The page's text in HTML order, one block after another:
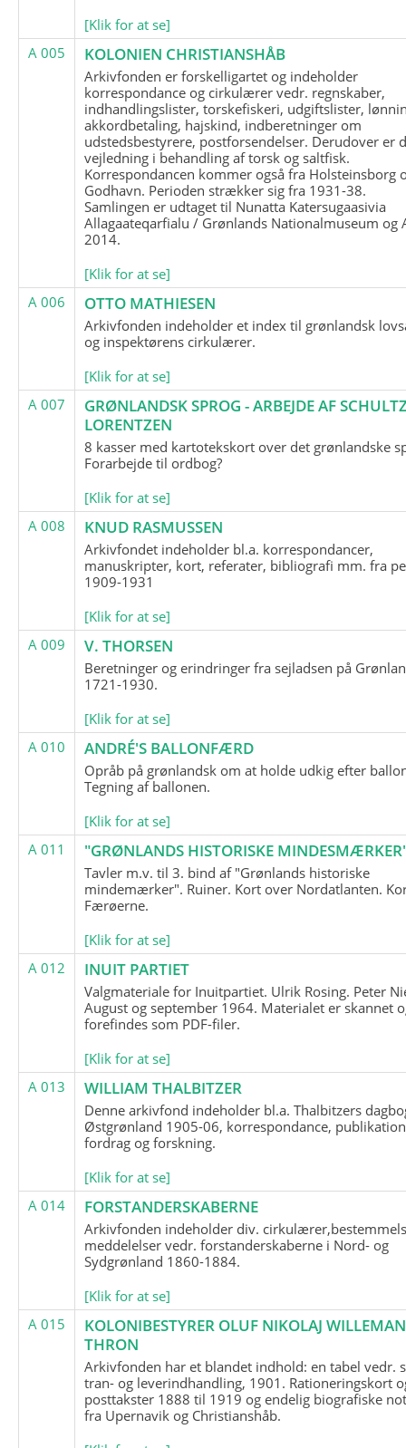
[Klik for at se]
A 005
KOLONIEN CHRISTIANSHÅB
Arkivfonden er forskelligartet og indeholder
korrespondance og cirkulærer vedr. regnskaber,
indhandlingslister, torskefiskeri, udgiftslister,
akkordbetaling, hajskind, indberetninger om
udstedsbestyrere, postforsendelser. Derudover er
vejledning i behandling af torsk og saltfisk.
Korrespondancen kommer også fra Holsteinsborg
Godhavn. Perioden strækker sig fra 1931-38.
Samlingen er udtaget til Nunatta Katersugaasivia
Allagaateqarfialu / Grønlands Nationalmuseum og
2014.
[Klik for at se]
A 006
OTTO MATHIESEN
Arkivfonden indeholder et index til grønlandsk
og inspektørens cirkulærer.
[Klik for at se]
A 007
GRØNLANDSK SPROG - ARBEJDE AF
LORENTZEN
8 kasser med kartotekskort over det grønlandske
Forarbejde til ordbog?
[Klik for at se]
A 008
KNUD RASMUSSEN
Arkivfondet indeholder bl.a. korrespondancer,
manuskripter, kort, referater, bibliografi mm. fra
1909-1931
[Klik for at se]
A 009
V. THORSEN
Beretninger og erindringer fra sejladsen på
1721-1930.
[Klik for at se]
A 010
ANDRÉ'S BALLONFÆRD
Opråb på grønlandsk om at holde udkig efter
Tegning af ballonen.
[Klik for at se]
A 011
"GRØNLANDS HISTORISKE
Tavler m.v. til 3. bind af "Grønlands historiske
mindemærker". Ruiner. Kort over Nordatlanten.
Færøerne.
[Klik for at se]
A 012
INUIT PARTIET
Valgmateriale for Inuitpartiet. Ulrik Rosing. Peter
August og september 1964. Materialet er skannet
forefindes som PDF-filer.
[Klik for at se]
A 013
WILLIAM THALBITZER
Denne arkivfond indeholder bl.a. Thalbitzers
Østgrønland 1905-06, korrespondance,
fordrag og forskning.
[Klik for at se]
A 014
FORSTANDERSKABERNE
Arkivfonden indeholder div.
meddelelser vedr. forstanderskaberne i Nord- og
Sydgrønland 1860-1884.
[Klik for at se]
A 015
KOLONIBESTYRER OLUF NIKOLAJ
THRON
Arkivfonden har et blandet indhold: en tabel vedr.
tran- og leverindhandling, 1901. Rationeringskort
posttakster 1888 til 1919 og endelig biografiske
fra Upernavik og Christianshåb.